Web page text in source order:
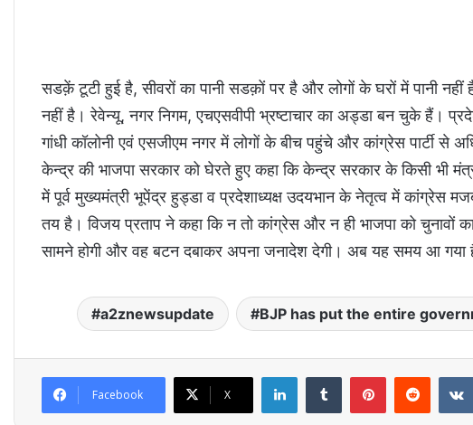
सडक़ें टूटी हुई है, सीवरों का पानी सडक़ों पर है और लोगों के घरों में पानी
नहीं है। रेवेन्यू, नगर निगम, एचएसवीपी भ्रष्टाचार का अड्डा बन चुके हैं।
गांधी कॉलोनी एवं एसजीएम नगर में लोगों के बीच पहुंचे और कांग्रेस पार्टी
केन्द्र की भाजपा सरकार को घेरते हुए कहा कि केन्द्र सरकार के किसी भी
में पूर्व मुख्यमंत्री भूपेंद्र हुड्डा व प्रदेशाध्यक्ष उदयभान के नेतृत्व में कांग्रेस
तय है। विजय प्रताप ने कहा कि न तो कांग्रेस और न ही भाजपा को चुनावों
सामने होगी और वह बटन दबाकर अपना जनादेश देगी। अब यह समय आ
a2znewsupdate BJP has put the entire
Facebook X